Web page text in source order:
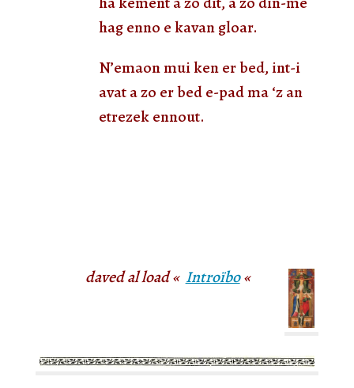
hag enno e kavan gloar.
N’emaon mui ken er bed, int-i
avat a zo er bed e-pad ma ‘z an
etrezek ennout.
daved al load « Introïbo«